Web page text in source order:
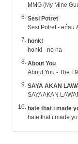
MMG (My Mine
Sesi Potret
Sesi Potret - eńau
honk!
honk! - no na
About You
About You - The
SAYA AKAN
SAYA AKAN
hate that i made